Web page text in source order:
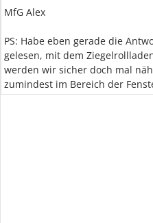
MfG Alex
PS: Habe eben gerade die
gelesen, mit dem
werden wir sicher doch mal
zumindest im Bereich der